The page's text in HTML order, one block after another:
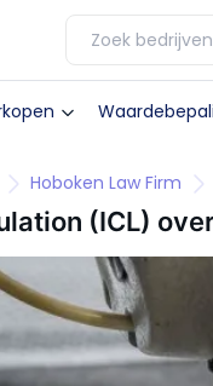
Hoboken Law Firm
(ICL)